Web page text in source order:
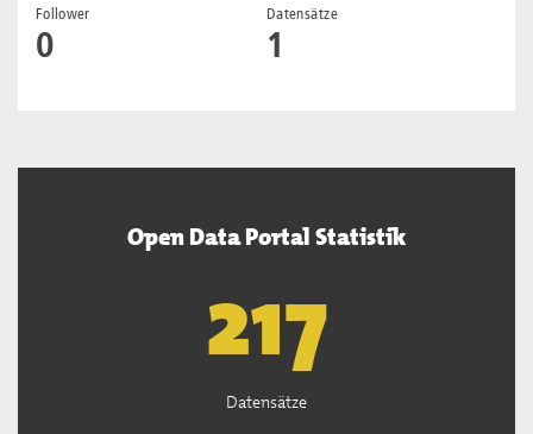
Follower
0
Datensätze
1
Open Data Portal Statistik
219
Datensätze